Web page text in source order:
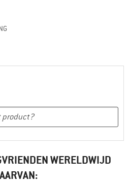
WERELDWIJD